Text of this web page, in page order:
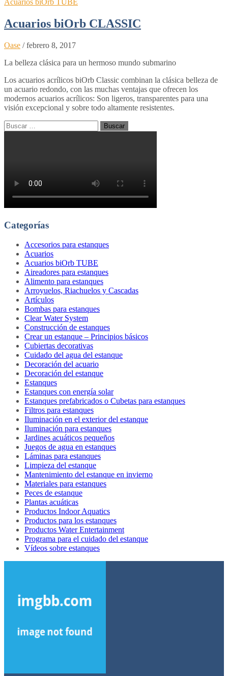
Acuarios biOrb TUBE
Acuarios biOrb CLASSIC
Oase /febrero 8, 2017
La belleza clásica para un hermoso mundo submarino
Los acuarios acrílicos biOrb Classic combinan la clásica belleza de
un acuario redondo, con las muchas ventajas que ofrecen los
modernos acuarios acrílicos: Son ligeros, transparentes para una
visión excepcional y sobre todo altamente resistentes.
Buscar:
Categorías
Accesorios para estanques
Acuarios
Acuarios biOrb TUBE
Aireadores para estanques
Alimento para estanques
Arroyuelos, Riachuelos y Cascadas
Artículos
Bombas para estanques
Clear Water System
Construcción de estanques
Crear un estanque – Principios básicos
Cubiertas decorativas
Cuidado del agua del estanque
Decoración del acuario
Decoración del estanque
Estanques
Estanques con energía solar
Estanques prefabricados o Cubetas para estanques
Filtros para estanques
Iluminación en el exterior del estanque
Iluminación para estanques
Jardines acuáticos pequeños
Juegos de agua en estanques
Láminas para estanques
Limpieza del estanque
Mantenimiento del estanque en invierno
Materiales para estanques
Peces de estanque
Plantas acuáticas
Productos Indoor Aquatics
Productos para los estanques
Productos Water Entertainment
Programa para el cuidado del estanque
Vídeos sobre estanques